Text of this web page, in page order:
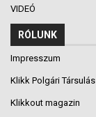
VIDEÓ
RÓLUNK
Impresszum
Klikk Polgári Társulás
Klikkout magazin